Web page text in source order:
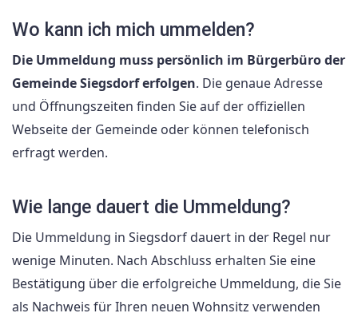
Wo kann ich mich ummelden?
Die Ummeldung muss persönlich im Bürgerbüro der
Gemeinde Siegsdorf erfolgen. Die genaue Adresse
und Öffnungszeiten finden Sie auf der offiziellen
Webseite der Gemeinde oder können telefonisch
erfragt werden.
Wie lange dauert die Ummeldung?
Die Ummeldung in Siegsdorf dauert in der Regel nur
wenige Minuten. Nach Abschluss erhalten Sie eine
Bestätigung über die erfolgreiche Ummeldung, die Sie
als Nachweis für Ihren neuen Wohnsitz verwenden